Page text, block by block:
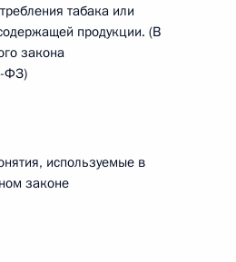
табака или
продукции. (В
закона
ФЗ)
используемые в
законе